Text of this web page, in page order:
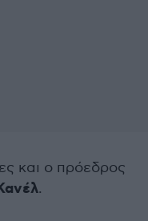
και ο πρόεδρος
.